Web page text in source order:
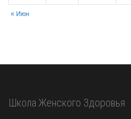
« Июн
Школа Женского Здоровья